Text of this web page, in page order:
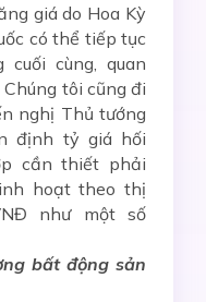
giá do Hoa Kỳ
có thể tiếp tục
cùng, quan
tôi cũng đi
nghị Thủ tướng
định tỷ giá hối
cần thiết phải
hoạt theo thị
như một số
bất động sản